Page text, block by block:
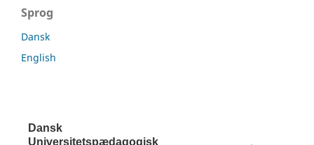
Sprog
Dansk
English
Dansk
Universitetspædagogisk